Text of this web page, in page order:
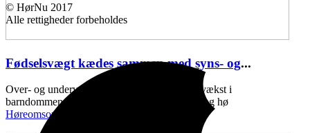
Fødselsvægt kædes sammen med syns- og...
Over- og undervægt ved fødslen, samt ringe vækst i
barndommen, kan kædes sammen med syns- og hø
Høreomsorg
11:43 onsdag den 10. maj , 2017
© HørNu 2017
Alle rettigheder forbeholdes